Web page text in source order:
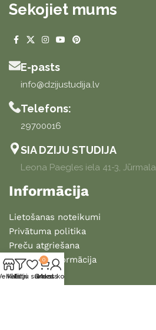
Sekojiet mums
E-pasts
info@dzijustudija.lv
Telefons:
29700016
SIA DZIJU STUDIJA
Leona Paegles iela 41-3, Jūrmala
Informācija
Lietošanas noteikumi
Privātuma politika
Preču atgriešana
Piegādes informācija
Filtri
Vēlmju saraksts
0
Grozs
Mans konts